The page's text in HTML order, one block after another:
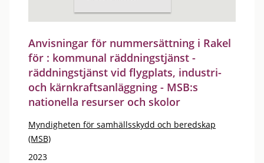
Anvisningar för nummersättning i Rakel
för : kommunal räddningstjänst -
räddningstjänst vid flygplats, industri-
och kärnkraftsanläggning - MSB:s
nationella resurser och skolor
Myndigheten för samhällsskydd och beredskap
(MSB)
2023